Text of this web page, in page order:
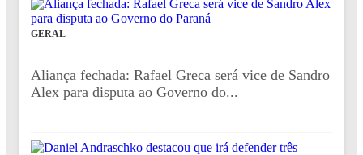
GERAL
Aliança fechada: Rafael Greca será vice de Sandro
Alex para disputa ao Governo do...